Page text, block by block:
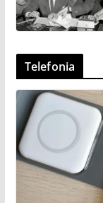
Telefonia